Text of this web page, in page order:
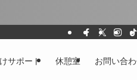
サポート 休憩室 お問い合